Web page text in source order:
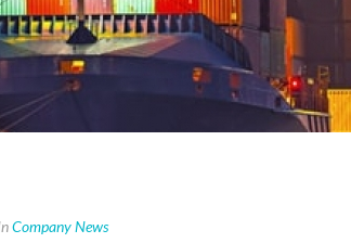
Company News